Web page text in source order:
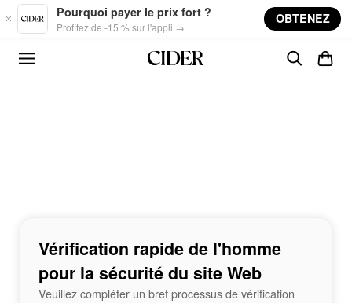
Skip to main content
Pourquoi payer le prix fort ?
Profitez de -15 % sur l'appli →
OBTENEZ
Vérification rapide de l'homme
pour la sécurité du site Web
Veuillez compléter un bref processus de vérification